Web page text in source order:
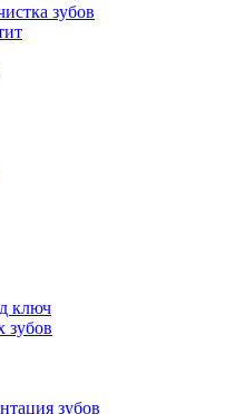
зубов
ключ
зубов
зубов